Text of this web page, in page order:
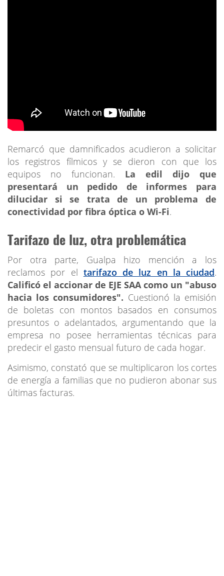
Remarcó que damnificados acudieron a solicitar
los registros fílmicos y se dieron con que los
equipos no funcionan. La edil dijo que
presentará un pedido de informes para
dilucidar si se trata de un problema de
conectividad por fibra óptica o Wi-Fi.
Tarifazo de luz, otra problemática
Por otra parte, Gualpa hizo mención a los
reclamos por el tarifazo de luz en la ciudad.
Calificó el accionar de EJE SAA como un "abuso
hacia los consumidores". Cuestionó la emisión
de boletas con montos basados en consumos
presuntos o adelantados, argumentando que la
empresa no posee herramientas técnicas para
predecir el gasto mensual futuro de cada hogar.
Asimismo, constató que se multiplicaron los cortes
de energía a familias que no pudieron abonar sus
últimas facturas.